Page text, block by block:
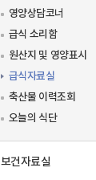
영양상담코너
급식 소리함
원산지 및 영양표시
급식자료실
축산물 이력조회
오늘의 식단
보건자료실